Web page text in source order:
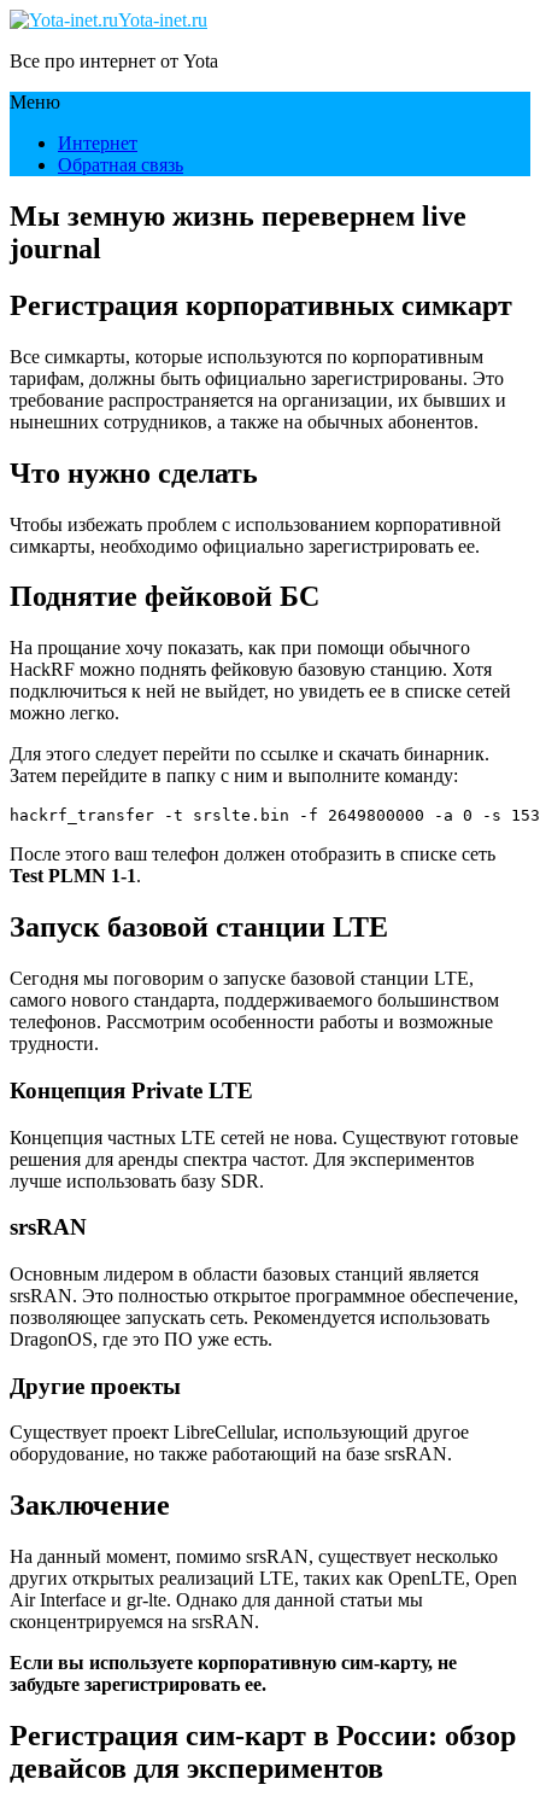
Yota-inet.ru
Все про интернет от Yota
Меню
Интернет
Обратная связь
Мы земную жизнь перевернем live
journal
Регистрация корпоративных симкарт
Все симкарты, которые используются по корпоративным
тарифам, должны быть официально зарегистрированы. Это
требование распространяется на организации, их бывших и
нынешних сотрудников, а также на обычных абонентов.
Что нужно сделать
Чтобы избежать проблем с использованием корпоративной
симкарты, необходимо официально зарегистрировать ее.
Поднятие фейковой БС
На прощание хочу показать, как при помощи обычного
HackRF можно поднять фейковую базовую станцию. Хотя
подключиться к ней не выйдет, но увидеть ее в списке сетей
можно легко.
Для этого следует перейти по ссылке и скачать бинарник.
Затем перейдите в папку с ним и выполните команду:
hackrf_transfer -t srslte.bin -f 2649800000 -a 0 -s
После этого ваш телефон должен отобразить в списке сеть
Test PLMN 1-1.
Запуск базовой станции LTE
Сегодня мы поговорим о запуске базовой станции LTE,
самого нового стандарта, поддерживаемого большинством
телефонов. Рассмотрим особенности работы и возможные
трудности.
Концепция Private LTE
Концепция частных LTE сетей не нова. Существуют готовые
решения для аренды спектра частот. Для экспериментов
лучше использовать базу SDR.
srsRAN
Основным лидером в области базовых станций является
srsRAN. Это полностью открытое программное обеспечение,
позволяющее запускать сеть. Рекомендуется использовать
DragonOS, где это ПО уже есть.
Другие проекты
Существует проект LibreCellular, использующий другое
оборудование, но также работающий на базе srsRAN.
Заключение
На данный момент, помимо srsRAN, существует несколько
других открытых реализаций LTE, таких как OpenLTE, Open
Air Interface и gr-lte. Однако для данной статьи мы
сконцентрируемся на srsRAN.
Если вы используете корпоративную сим-карту, не
забудьте зарегистрировать ее.
Регистрация сим-карт в России: обзор
девайсов для экспериментов